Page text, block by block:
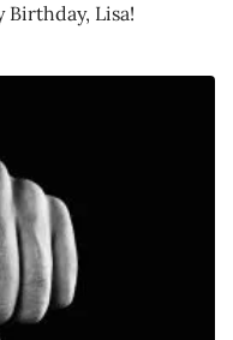
Birthday, Lisa!